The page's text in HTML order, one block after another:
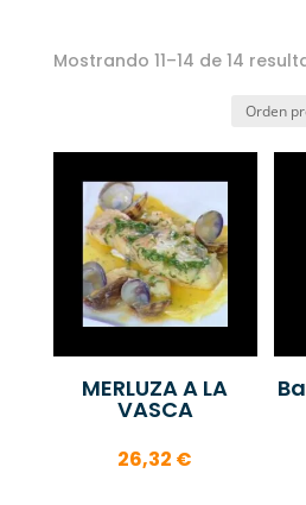
Mostrando 11–14 de 14
MERLUZA A LA
VASCA
26,32 €